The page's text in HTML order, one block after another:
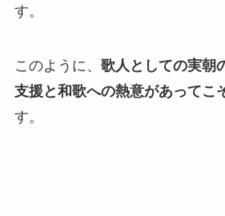
す。
このように、 歌人としての実朝
支援と和歌への熱意があってこ
す。